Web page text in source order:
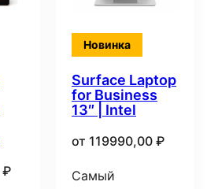
₽
Новинка
Surface Laptop
for Business
13″ | Intel
от 119990,00 ₽
Самый